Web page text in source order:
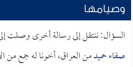
وصيامها
السؤال: ننتقل إلى رسالة أخرى وصلت
صفاء حميدمن العراق، أخونا له جمع من